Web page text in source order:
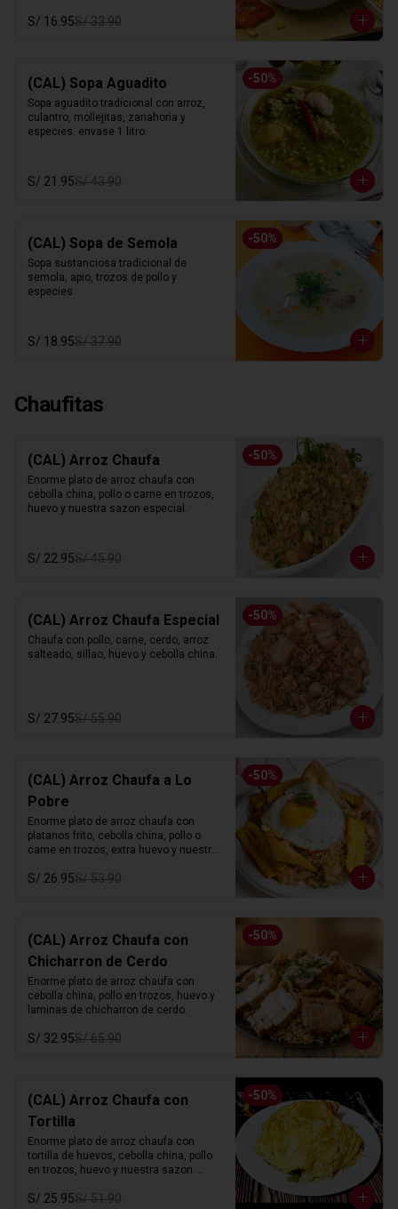
S/ 16.95S/ 33.90
-50%
(CAL) Sopa Aguadito
Sopa aguadito tradicional con arroz,
culantro, mollejitas, zanahoria y
especies. envase 1 litro.
S/ 21.95S/ 43.90
-50%
(CAL) Sopa de Semola
Sopa sustanciosa tradicional de
semola, apio, trozos de pollo y
especies.
S/ 18.95S/ 37.90
Chaufitas
-50%
(CAL) Arroz Chaufa
Enorme plato de arroz chaufa con
cebolla china, pollo o carne en trozos,
huevo y nuestra sazon especial.
S/ 22.95S/ 45.90
-50%
(CAL) Arroz Chaufa Especial
Chaufa con pollo, carne, cerdo, arroz
salteado, sillao, huevo y cebolla china.
S/ 27.95S/ 55.90
-50%
(CAL) Arroz Chaufa a Lo
Pobre
Enorme plato de arroz chaufa con
platanos frito, cebolla china, pollo o
carne en trozos, extra huevo y nuestra
S/ 26.95S/ 53.90
-50%
(CAL) Arroz Chaufa con
Chicharron de Cerdo
Enorme plato de arroz chaufa con
cebolla china, pollo en trozos, huevo y
laminas de chicharron de cerdo.
S/ 32.95S/ 65.90
-50%
(CAL) Arroz Chaufa con
Tortilla
Enorme plato de arroz chaufa con
tortilla de huevos, cebolla china, pollo
en trozos, huevo y nuestra sazon
S/ 25.95S/ 51.90